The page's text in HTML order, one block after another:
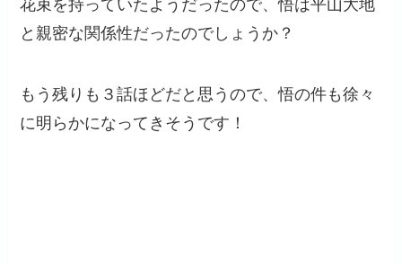
花束を持っていたようだったので、悟は平山大地
と親密な関係性だったのでしょうか？
もう残りも３話ほどだと思うので、悟の件も徐々
に明らかになってきそうです！